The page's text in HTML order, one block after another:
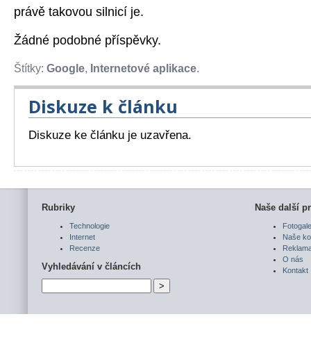
právě takovou silnicí je.
Žádné podobné příspěvky.
Štítky: Google, Internetové aplikace.
Diskuze k článku
Diskuze ke článku je uzavřena.
Rubriky
Technologie
Internet
Recenze
Vyhledávání v článcích
Naše další
Naše
O nás
Kontakt